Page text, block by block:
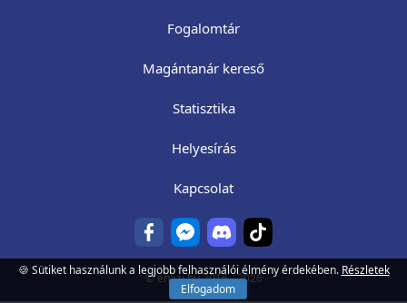
Fogalomtár
Magántanár kereső
Statisztika
Helyesírás
Kapcsolat
©ehazi.hu2016 - 2026
🍪 Sütiket használunk a legjobb felhasználói élmény érdekében. Részletek
Elfogadom